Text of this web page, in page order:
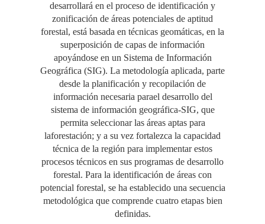
desarrollará en el proceso de identificación y
zonificación de áreas potenciales de aptitud
forestal, está basada en técnicas geomáticas, en la
superposición de capas de información
apoyándose en un Sistema de Información
Geográfica (SIG). La metodología aplicada, parte
desde la planificación y recopilación de
información necesaria parael desarrollo del
sistema de información geográfica-SIG, que
permita seleccionar las áreas aptas para
laforestación; y a su vez fortalezca la capacidad
técnica de la región para implementar estos
procesos técnicos en sus programas de desarrollo
forestal. Para la identificación de áreas con
potencial forestal, se ha establecido una secuencia
metodológica que comprende cuatro etapas bien
definidas.